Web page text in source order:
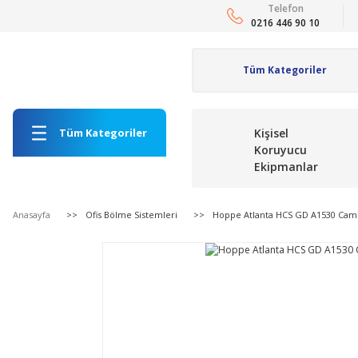
Telefon
0216 446 90 10
Tüm Kategoriler
Kişisel
Koruyucu
Ekipmanlar
Anasayfa Ofis Bölme Sistemleri Hoppe Atlanta HCS GD A1530